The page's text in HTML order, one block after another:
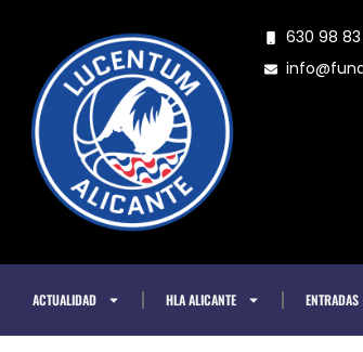
contenido
630 98
ACTUALIDAD HLA ALICANTE ENTRADAS